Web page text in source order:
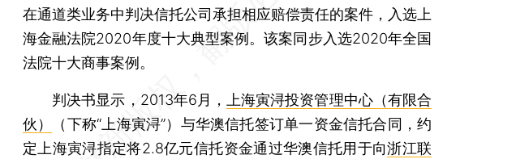
在通道类业务中判决信托公司承担相应赔偿责任的案件，入选上
海金融法院2020年度十大典型案例。该案同步入选2020年全国
法院十大商事案例。
判决书显示，2013年6月，
上海寅浔投资管理中心（有限合
伙）
（下称“上海寅浔”）与华澳信托签订单一资金信托合同，约
定上海寅浔指定将2.8亿元信托资金通过华澳信托用于向浙江联